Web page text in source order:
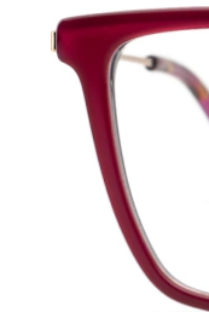
40 mm
Largeur des verres